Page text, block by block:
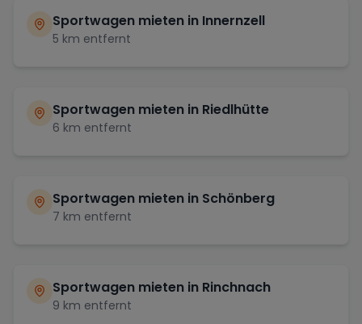
Sportwagen mieten in Innernzell
5 km entfernt
Sportwagen mieten in Riedlhütte
6 km entfernt
Sportwagen mieten in Schönberg
7 km entfernt
Sportwagen mieten in Rinchnach
9 km entfernt